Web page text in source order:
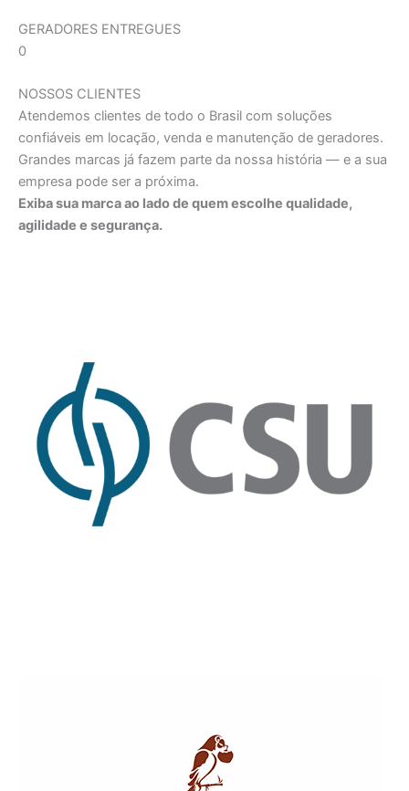
GERADORES ENTREGUES
0
NOSSOS CLIENTES
Atendemos clientes de todo o Brasil com soluções
confiáveis em locação, venda e manutenção de geradores.
Grandes marcas já fazem parte da nossa história — e a sua
empresa pode ser a próxima.
Exiba sua marca ao lado de quem escolhe qualidade,
agilidade e segurança.